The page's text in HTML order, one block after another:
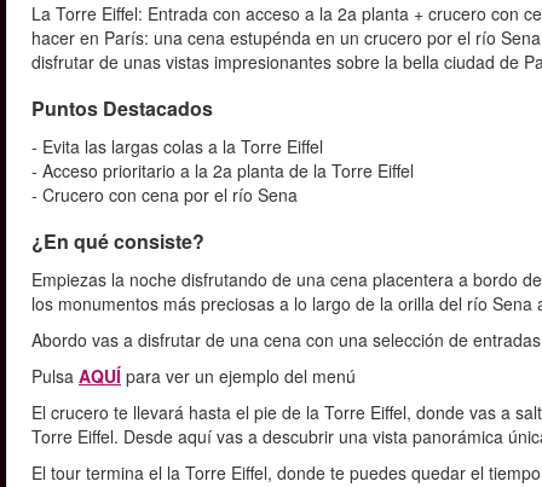
La Torre Eiffel: Entrada con acceso a la 2a planta + crucero con
hacer en París: una cena estupénda en un crucero por el río
disfrutar de unas vistas impresionantes sobre la bella ciudad de
Puntos Destacados
- Evita las largas colas a la Torre Eiffel
- Acceso prioritario a la 2a planta de la Torre Eiffel
- Crucero con cena por el río Sena
¿En qué consiste?
Empiezas la noche disfrutando de una cena placentera a bordo
los monumentos más preciosas a lo largo de la orilla del río Sena
Abordo vas a disfrutar de una cena con una selección de
Pulsa AQUÍ para ver un ejemplo del menú
El crucero te llevará hasta el pie de la Torre Eiffel, donde vas a
Torre Eiffel. Desde aquí vas a descubrir una vista panorámica
El tour termina el la Torre Eiffel, donde te puedes quedar el